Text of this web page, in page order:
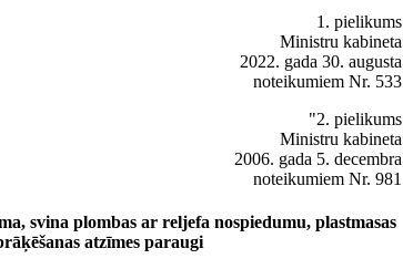
1. pielikums
Ministru kabineta
2022. gada 30. augusta
noteikumiem Nr. 533
"2. pielikums
Ministru kabineta
2006. gada 5. decembra
noteikumiem Nr. 981
svina plombas ar reljefa nospiedumu, plastmasas
atzīmes paraugi